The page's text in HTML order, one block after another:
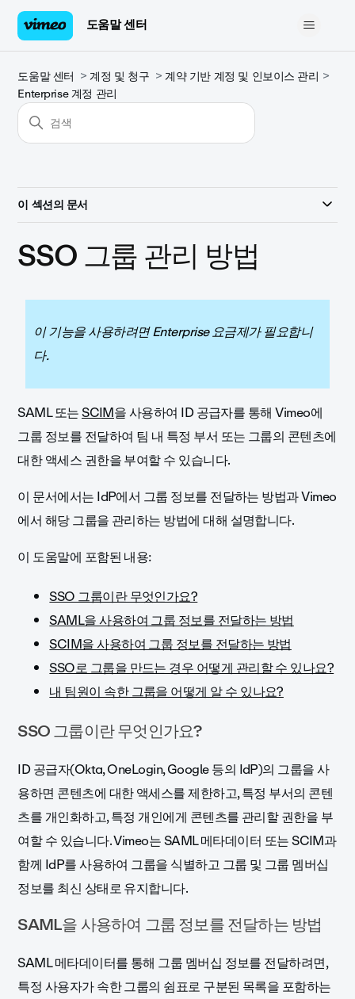
도움말 센터
도움말 센터 계정 및 청구
계약 기반 계정 및 인보이스 관리
Enterprise 계정 관리
이 섹션의 문서
SSO 그룹 관리 방법
이 기능을 사용하려면 Enterprise 요금제가 필요합니
다.
SAML 또는SCIM을 사용하여 ID 공급자를 통해 Vimeo에
그룹 정보를 전달하여 팀 내 특정 부서 또는 그룹의 콘텐츠에
대한 액세스 권한을 부여할 수 있습니다.
이 문서에서는 IdP에서 그룹 정보를 전달하는 방법과 Vimeo
에서 해당 그룹을 관리하는 방법에 대해 설명합니다.
이 도움말에 포함된 내용:
SSO 그룹이란 무엇인가요?
SAML을 사용하여 그룹 정보를 전달하는 방법
SCIM을 사용하여 그룹 정보를 전달하는 방법
SSO로 그룹을 만드는 경우 어떻게 관리할 수 있나요?
내 팀원이 속한 그룹을 어떻게 알 수 있나요?
SSO 그룹이란 무엇인가요?
ID 공급자(Okta, OneLogin, Google 등의 IdP)의 그룹을 사
용하면 콘텐츠에 대한 액세스를 제한하고, 특정 부서의 콘텐
츠를 개인화하고, 특정 개인에게 콘텐츠를 관리할 권한을 부
여할 수 있습니다. Vimeo는 SAML 메타데이터 또는 SCIM과
함께 IdP를 사용하여 그룹을 식별하고 그룹 및 그룹 멤버십
정보를 최신 상태로 유지합니다.
SAML을 사용하여 그룹 정보를 전달하는 방법
SAML 메타데이터를 통해 그룹 멤버십 정보를 전달하려면,
특정 사용자가 속한 그룹의 쉼표로 구분된 목록을 포함하는